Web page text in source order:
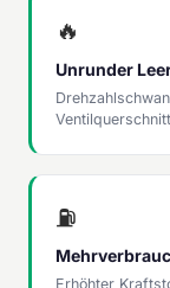
🔥
Unrunder
⛽
Erhöhter